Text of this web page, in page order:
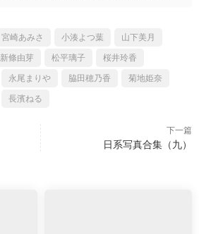
宮崎あみさ 小湊よつ葉
山下美月
新條由芽 松平璃子
桜井玲香
永尾まりや 脇田穂乃香
菊地姫奈
長濱ねる
下一篇
日系写真合集（九）